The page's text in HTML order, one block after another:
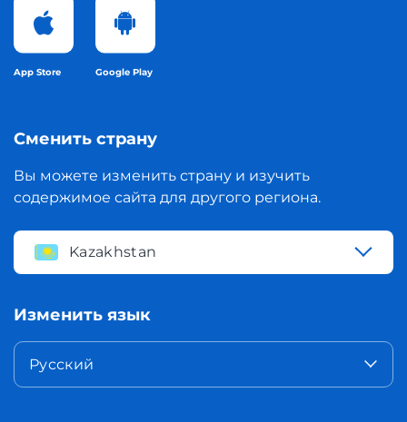
App Store Google Play
Сменить страну
Вы можете изменить страну и изучить
содержимое сайта для другого региона.
Kazakhstan
Изменить язык
Русский